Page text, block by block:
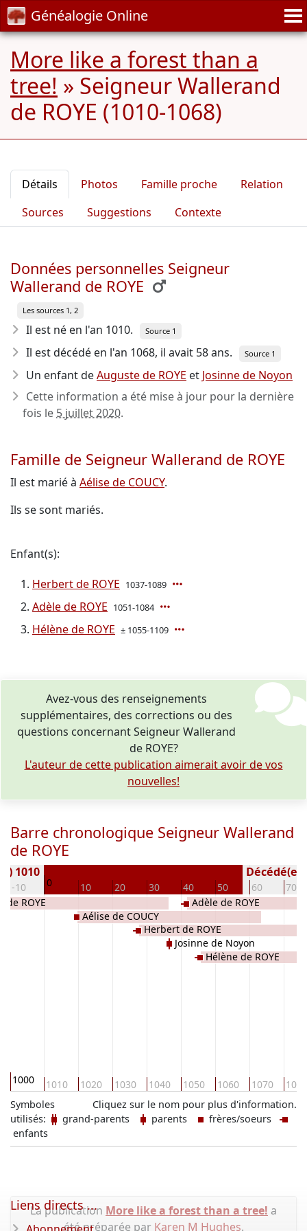
Généalogie Online
More like a forest than a
tree! » Seigneur Wallerand
de ROYE (1010-1068)
Détails Photos Famille proche
Relation
Sources
Suggestions Contexte
Données personnelles Seigneur
Wallerand de ROYE
Les sources 1, 2
Il est né en l'an 1010. Source 1
Il est décédé en l'an 1068, il avait 58 ans. Source 1
Un enfant deAuguste de ROYE et Josinne de Noyon
Cette information a été mise à jour pour la dernière
fois le 5 juillet 2020.
Famille de Seigneur Wallerand de ROYE
Il est marié à Aélise de COUCY.
Ils se sont mariés.
Enfant(s):
Herbert de ROYE 1037-1089
Adèle de ROYE 1051-1084
Hélène de ROYE ± 1055-1109
Avez-vous des renseignements
supplémentaires, des corrections ou des
questions concernant Seigneur Wallerand
de ROYE?
L'auteur de cette publication aimerait avoir de vos
nouvelles!
Barre chronologique Seigneur Wallerand
de ROYE
-10 0 10 20 30 40 50 60 70
1010 Décédé(e /
1000 1010 1020 1030 1040 1050 1060 1070 1080
de ROYE
Aélise de COUCY
Herbert de ROYE
Josinne de Noyon
Adèle de ROYE
Hélène de ROYE
Cliquez sur le nom pour plus d'information.
Symboles
utilisés:
grand-parents parents
frères/soeurs
enfants
La publication More like a forest than a tree! a
été préparée par Karen M Hughes.
Liens directs ...